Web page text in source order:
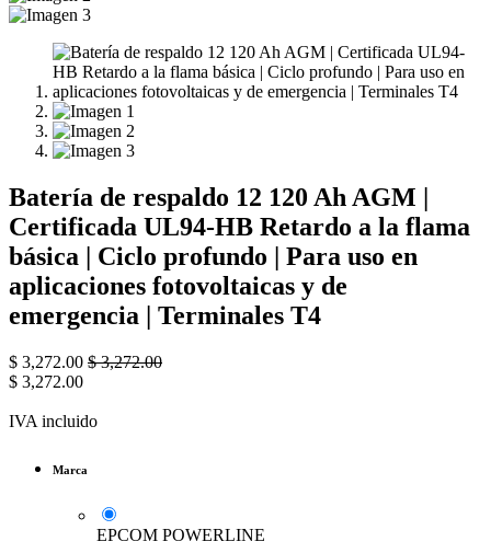
Batería de respaldo 12 120 Ah AGM |
Certificada UL94-HB Retardo a la flama
básica | Ciclo profundo | Para uso en
aplicaciones fotovoltaicas y de
emergencia | Terminales T4
$ 3,272.00 $3,272.00
$ 3,272.00
IVA incluido
Marca
EPCOM POWERLINE